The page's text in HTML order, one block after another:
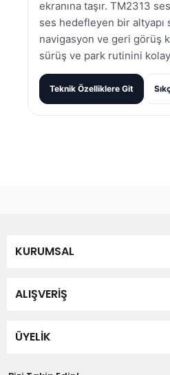
ekranına taşır. TM2313
ses hedefleyen bir altyapı
navigasyon ve geri görüş
sürüş ve park rutinini
Teknik Özelliklere Git
Ürün resmi kalitesiz, bozuk veya
Ürün bilgilerinde hatalar
Bu ürüne benzer farklı
KURUMSAL
ALIŞVERİŞ
ÜYELİK